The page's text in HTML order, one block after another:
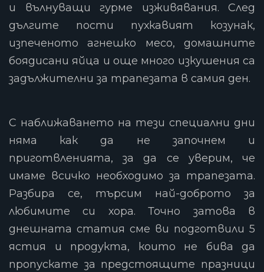
и вълнуващи гурме изживявания. След
дългите пости пухкавият козунак,
изпеченото агнешко месо, домашните
боядисани яйца и още много изкушения са
задължителни за трапезата в самия ден.
С наближаването на тези специални дни
няма как да не започнем и
приготвленията, за да се уверим, че
имаме всичко необходимо за трапезата.
Разбира се, търсим най-доброто за
любимите си хора. Точно затова в
днешната статия сме ви подготвили 5
ястия и продукта, които не бива да
пропускате за предстоящите празници